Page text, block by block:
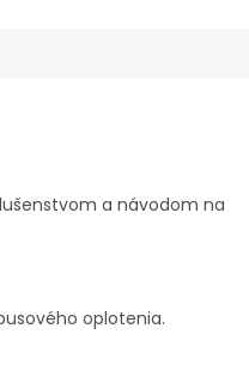
a návodom na
oplotenia.